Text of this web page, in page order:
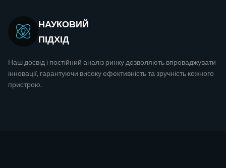
НАУКОВИЙ
ПІДХІД
Наш досвід і постійний аналіз ринку дозволяють впроваджувати
інновації, гарантуючи високу ефективність та зручність кожного
пристрою.